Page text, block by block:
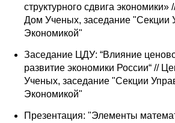
структурного сдвига
Дом Ученых, заседание "Секции
Экономикой"
Заседание ЦДУ: “Влияние
развитие экономики России“ //
Ученых, заседание "Секции
Экономикой"
Презентация: "Элементы